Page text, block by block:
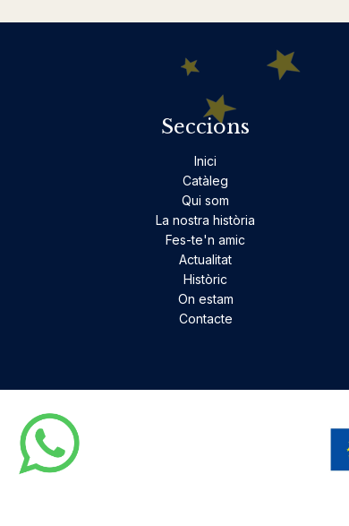
Seccions
Inici
Catàleg
Qui som
La nostra història
Fes-te'n amic
Actualitat
Històric
On estam
Contacte